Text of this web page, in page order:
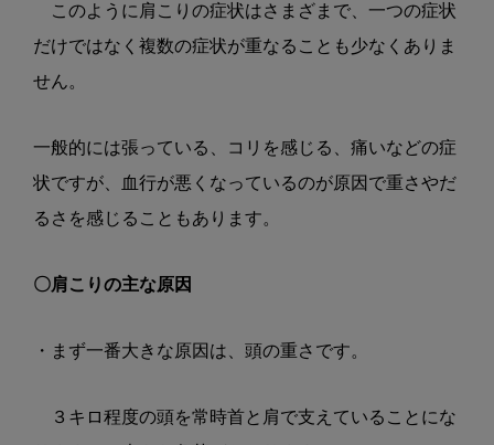
このように肩こりの症状はさまざまで、一つの症状
だけではなく複数の症状が重なることも少なくありま
せん。
一般的には張っている、コリを感じる、痛いなどの症
状ですが、血行が悪くなっているのが原因で重さやだ
るさを感じることもあります。
〇肩こりの主な原因
・まず一番大きな原因は、頭の重さです。
３キロ程度の頭を常時首と肩で支えていることにな